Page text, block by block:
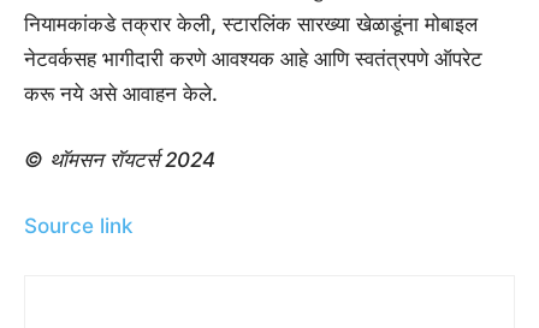
नियामकांकडे तक्रार केली, स्टारलिंक सारख्या खेळाडूंना मोबाइल
नेटवर्कसह भागीदारी करणे आवश्यक आहे आणि स्वतंत्रपणे ऑपरेट
करू नये असे आवाहन केले.
© थॉमसन रॉयटर्स 2024
Source link